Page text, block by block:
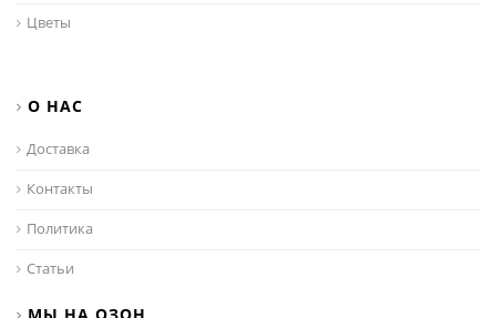
Цветы
О НАС
Доставка
Контакты
Политика
Статьи